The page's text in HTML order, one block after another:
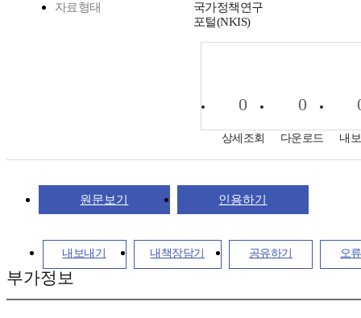
자료형태
국가정책연구
포털(NKIS)
0
상세조회
0
다운로드 내
원문보기 인용하기
내보내기 내책장담기 공유하기 오
부가정보